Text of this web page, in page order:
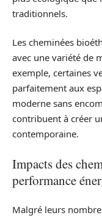
traditionnels.
Les cheminées
avec une variété de
exemple, certaines
parfaitement aux
moderne sans
contribuent à créer
contemporaine.
Impacts des
performance
Malgré leurs